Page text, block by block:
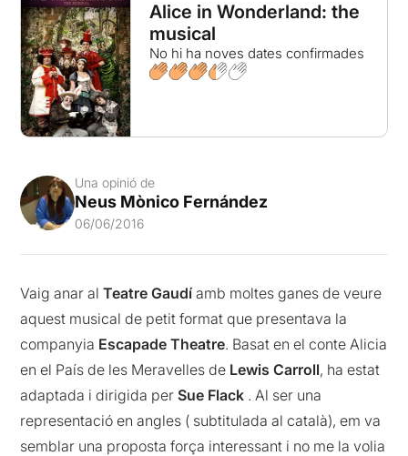
Alice in Wonderland: the
musical
No hi ha noves dates confirmades
Una opinió de
Neus Mònico Fernández
06/06/2016
Vaig anar alTeatre Gaudí amb moltes ganes de veure
aquest musical de petit format que presentava la
companyia Escapade Theatre. Basat en el conte Alicia
en el País de les Meravelles de Lewis Carroll, ha estat
adaptada i dirigida perSue Flack . Al ser una
representació en angles ( subtitulada al català), em va
semblar una proposta força interessant i no me la volia